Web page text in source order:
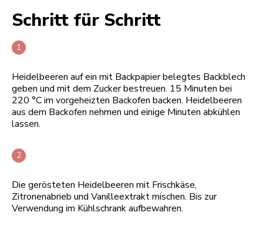
Schritt für Schritt
Heidelbeeren auf ein mit Backpapier belegtes Backblech
geben und mit dem Zucker bestreuen. 15 Minuten bei
220 °C im vorgeheizten Backofen backen. Heidelbeeren
aus dem Backofen nehmen und einige Minuten abkühlen
lassen.
Die gerösteten Heidelbeeren mit Frischkäse,
Zitronenabrieb und Vanilleextrakt mischen. Bis zur
Verwendung im Kühlschrank aufbewahren.